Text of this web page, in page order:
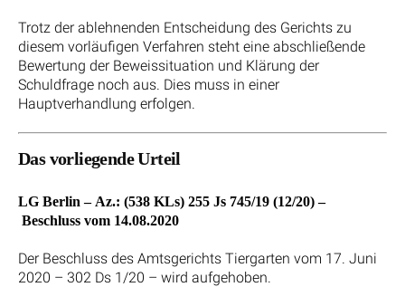
Trotz der ablehnenden Entscheidung des Gerichts zu
diesem vorläufigen Verfahren steht eine abschließende
Bewertung der Beweissituation und Klärung der
Schuldfrage noch aus. Dies muss in einer
Hauptverhandlung erfolgen.
Das vorliegende Urteil
LG Berlin – Az.: (538 KLs) 255 Js 745/19 (12/20) –
Beschluss vom 14.08.2020
Der Beschluss des Amtsgerichts Tiergarten vom 17. Juni
2020 – 302 Ds 1/20 – wird aufgehoben.